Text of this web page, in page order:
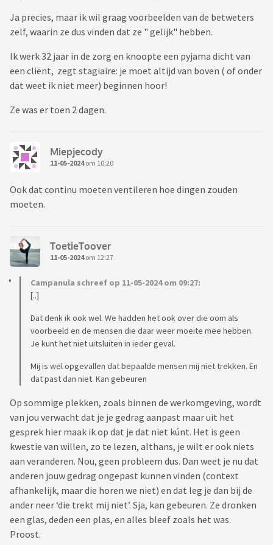
Ja precies, maar ik wil graag voorbeelden van de betweters
zelf, waarin ze dus vinden dat ze " gelijk" hebben.
Ik werk 32 jaar in de zorg en knoopte een pyjama dicht van
een cliënt, zegt stagiaire: je moet altijd van boven ( of onder
dat weet ik niet meer) beginnen hoor!
Ze was er toen 2 dagen.
Miepjecody
11-05-2024om 10:20
Ook dat continu moeten ventileren hoe dingen zouden
moeten.
ToetieToover
11-05-2024om 12:27
Campanula schreef op 11-05-2024 om 09:27:
[..]
Dat denk ik ook wel. We hadden het ook over die oom als
voorbeeld en de mensen die daar weer moeite mee hebben.
Je kunt het niet uitsluiten in ieder geval.
Mij is wel opgevallen dat bepaalde mensen mij niet trekken. En
dat past dan niet. Kan gebeuren
Op sommige plekken, zoals binnen de werkomgeving, wordt
van jou verwacht dat je je gedrag aanpast maar uit het
gesprek hier maak ik op dat je dat niet kúnt. Het is geen
kwestie van willen, zo te lezen, althans, je wilt er ook niets
aan veranderen. Nou, geen probleem dus. Dan weet je nu dat
anderen jouw gedrag ongepast kunnen vinden (context
afhankelijk, maar die horen we niet) en dat leg je dan bij de
ander neer ‘die trekt mij niet’. Sja, kan gebeuren. Ze dronken
een glas, deden een plas, en alles bleef zoals het was.
Proost.